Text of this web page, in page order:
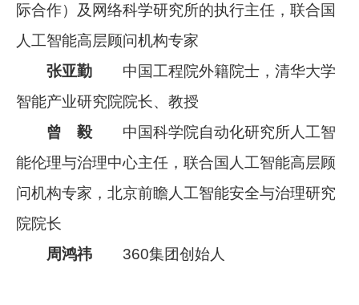
际合作）及网络科学研究所的执行主任，联合国
人工智能高层顾问机构专家
张亚勤 中国工程院外籍院士，清华大学
智能产业研究院院长、教授
曾 毅 中国科学院自动化研究所人工智
能伦理与治理中心主任，联合国人工智能高层顾
问机构专家，北京前瞻人工智能安全与治理研究
院院长
周鸿祎 360集团创始人